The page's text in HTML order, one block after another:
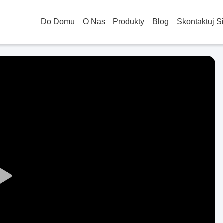
Do Domu O Nas Produkty Blog Skontaktuj
Play